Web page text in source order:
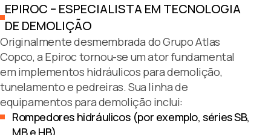
EPIROC – ESPECIALISTA EM TECNOLOGIA
DE DEMOLIÇÃO
Originalmente desmembrada do Grupo Atlas
Copco, a Epiroc tornou-se um ator fundamental
em implementos hidráulicos para demolição,
tunelamento e pedreiras. Sua linha de
equipamentos para demolição inclui:
Rompedores hidráulicos (por exemplo, séries SB,
MB e HB)